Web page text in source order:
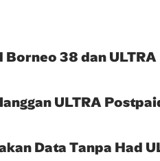
Borneo 38 dan
ULTRA
Data Tanpa Had